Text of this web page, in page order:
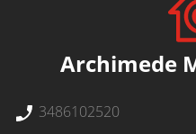
Archimede
3486102520